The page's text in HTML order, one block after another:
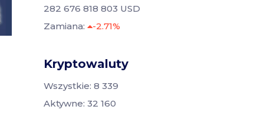
282 676 818 803 USD
Zamiana:
-2.71%
Kryptowaluty
Wszystkie: 8 339
Aktywne: 32 160